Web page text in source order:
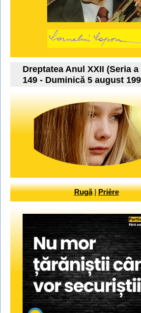
Dreptatea Anul XXII (Seria a
149 - Duminică 5 august
Rugă|Prière